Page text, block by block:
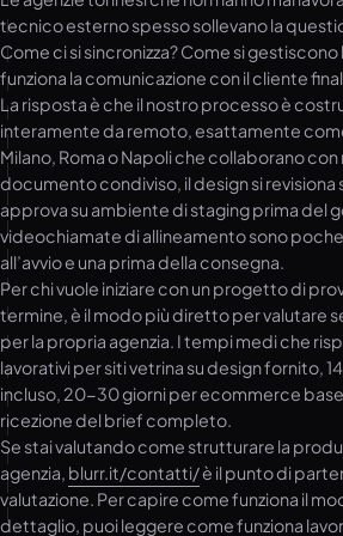
tecnico esterno spesso sollevano la
Come ci si sincronizza? Come si gestiscono
funziona la comunicazione con il cliente
La risposta è che il nostro processo è
interamente da remoto, esattamente
Milano, Roma o Napoli che collaborano con
documento condiviso, il design si revisiona
approva su ambiente di staging prima del
videochiamate di allineamento sono
all’avvio e una prima della consegna.
Per chi vuole iniziare con un progetto di
termine, è il modo più diretto per valutare
per la propria agenzia. I tempi medi che
lavorativi per siti vetrina su design fornito,
incluso, 20-30 giorni per ecommerce
ricezione del brief completo.
Se stai valutando come strutturare la
agenzia, blurr.it/contatti/è il punto di
valutazione. Per capire come funziona il
dettaglio, puoi leggerecome funziona